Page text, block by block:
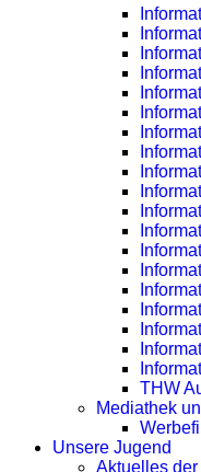
THW
Mediathek
Unsere Jugend
Aktuelles der